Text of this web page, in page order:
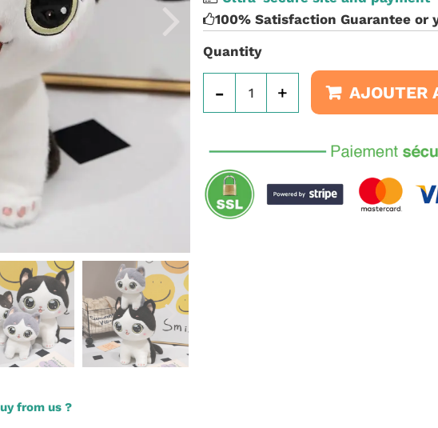
100% Satisfaction Guarantee or
Quantity
+
- AJOUTER
from us ?